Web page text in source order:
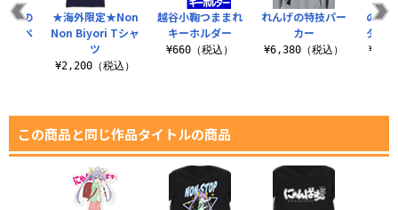
越谷小鞠つままれ
キーホルダー
¥660（税込）
れんげの特技パー
カー
¥6,380（税込）
のん
タつ
版の
タペ
★海外限定★Non
Non Biyori Tシャ
ツ
¥2,200（税込）
この商品と同じ作品タイトルの商品